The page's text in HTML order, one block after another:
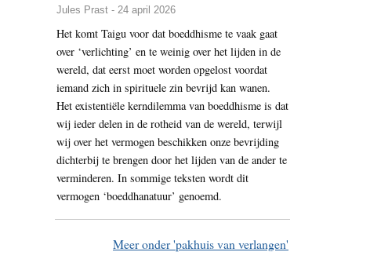
Jules Prast - 24 april 2026
Het komt Taigu voor dat boeddhisme te vaak gaat
over ‘verlichting’ en te weinig over het lijden in de
wereld, dat eerst moet worden opgelost voordat
iemand zich in spirituele zin bevrijd kan wanen.
Het existentiële kerndilemma van boeddhisme is dat
wij ieder delen in de rotheid van de wereld, terwijl
wij over het vermogen beschikken onze bevrijding
dichterbij te brengen door het lijden van de ander te
verminderen. In sommige teksten wordt dit
vermogen ‘boeddhanatuur’ genoemd.
Meer onder 'pakhuis van verlangen'